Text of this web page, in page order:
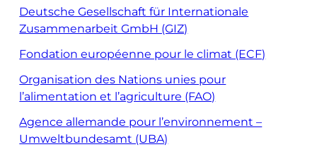
Deutsche Gesellschaft für Internationale
Zusammenarbeit GmbH (GIZ)
Fondation européenne pour le climat (ECF)
Organisation des Nations unies pour
l’alimentation et l’agriculture (FAO)
Agence allemande pour l’environnement –
Umweltbundesamt (UBA)